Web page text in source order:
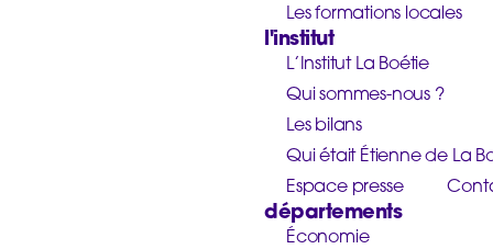
Les formations locales
l'institut
L’Institut La Boétie
Qui sommes-nous ?
Les bilans
Qui était Étienne de La
Espace presse
départements
Économie